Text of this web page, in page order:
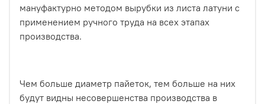
мануфактурно методом вырубки из листа латуни с
применением ручного труда на всех этапах
производства.
Чем больше диаметр пайеток, тем больше на них
будут видны несовершенства производства в